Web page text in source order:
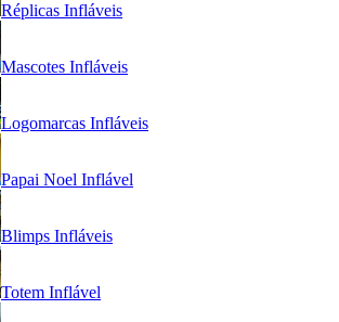
Réplicas Infláveis
Mascotes Infláveis
Logomarcas Infláveis
Papai Noel Inflável
Blimps Infláveis
Totem Inflável